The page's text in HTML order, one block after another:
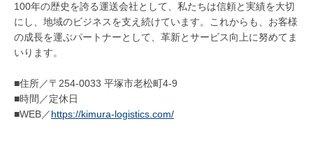
100年の歴史を誇る運送会社として、私たちは信頼と実績を大切
にし、地域のビジネスを支え続けています。これからも、お客様
の成長を運ぶパートナーとして、革新とサービス向上に努めてま
いります。
■住所／〒254-0033 平塚市老松町4-9
■時間／定休日
■WEB／https://kimura-logistics.com/